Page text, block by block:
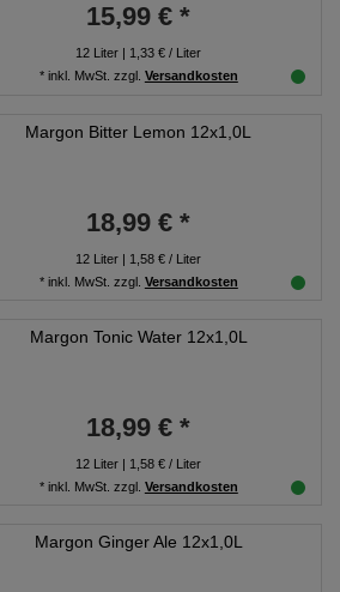
15,99 € *
12 Liter | 1,33 € / Liter
* inkl. MwSt. zzgl. Versandkosten
Margon Bitter Lemon 12x1,0L
18,99 € *
12 Liter | 1,58 € / Liter
* inkl. MwSt. zzgl. Versandkosten
Margon Tonic Water 12x1,0L
18,99 € *
12 Liter | 1,58 € / Liter
* inkl. MwSt. zzgl. Versandkosten
Margon Ginger Ale 12x1,0L